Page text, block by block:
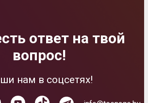
ответ на твой
вопрос!
нам в соцсетях!